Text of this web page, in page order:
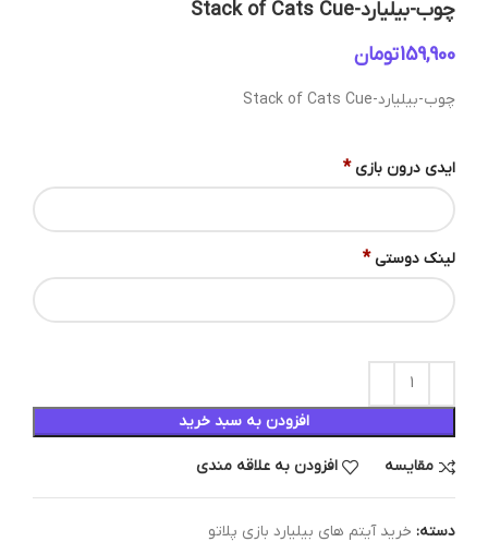
چوب-بیلیارد-Stack of Cats Cue
تومان
چوب-بیلیارد-Stack of Cats Cue
ایدی درون بازی *
لینک دوستی *
افزودن به سبد خرید
مقایسه افزودن به علاقه مندی
دسته: خرید آیتم های بیلیارد بازی پلاتو